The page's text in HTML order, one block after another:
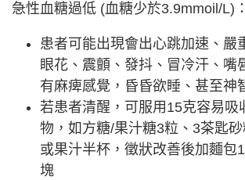
急性血糖過低 (血糖少於3.9mmoil/L)：
患者可能出現會出心跳加速、嚴
眼花、震顫、發抖、冒冷汗、嘴
有麻痺感覺，昏昏欲睡、甚至神
若患者清醒，可服用15克容易吸
物，如方糖/果汁糖3粒、3茶匙
或果汁半杯，徵狀改善後加麵包
塊